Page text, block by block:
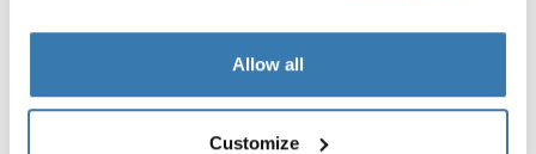
Allow all
Customize
Toggle techspec
Tehničke specifikacije